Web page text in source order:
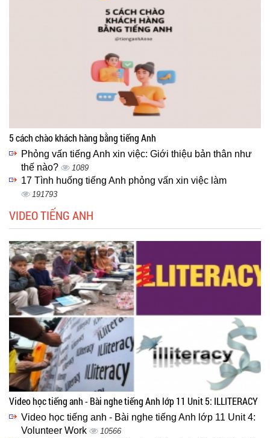
5 cách chào khách hàng bằng tiếng Anh
Phỏng vấn tiếng Anh xin việc: Giới thiệu bản thân như
thế nào?
1089
17 Tình huống tiếng Anh phỏng vấn xin việc làm
191793
VIDEO TIẾNG ANH
Video học tiếng anh - Bài nghe tiếng Anh lớp 11 Unit 5: ILLITERACY
Video học tiếng anh - Bài nghe tiếng Anh lớp 11 Unit 4:
Volunteer Work
10566